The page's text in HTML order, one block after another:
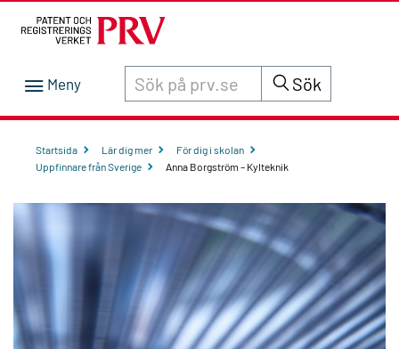
Sök innehåll på siten prv.se Sök
Startsida Lär dig mer
För dig i skolan
Uppfinnare från Sverige
Anna Borgström – Kylteknik